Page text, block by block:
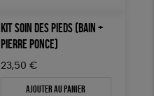
KIT SOIN DES PIEDS (BAIN +
PIERRE PONCE)
23,50 €
Ajouter au panier